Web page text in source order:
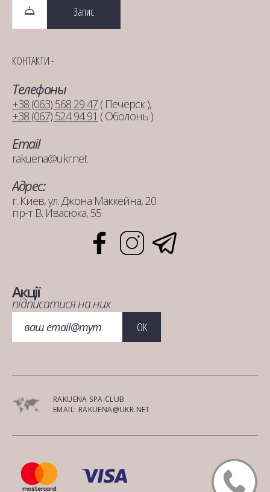
Запис
КОНТАКТИ -
Телефоны
+38 (063) 568 29 47 ( Печерск ),
+38 (067) 524 94 91 ( Оболонь )
Email
rakuena@ukr.net
Адрес:
г. Киев, ул. Джона Маккейна, 20
пр-т В. Ивасюка, 55
Акції
підписатися на них
OK
RAKUENA SPA CLUB
EMAIL: RAKUENA@UKR.NET